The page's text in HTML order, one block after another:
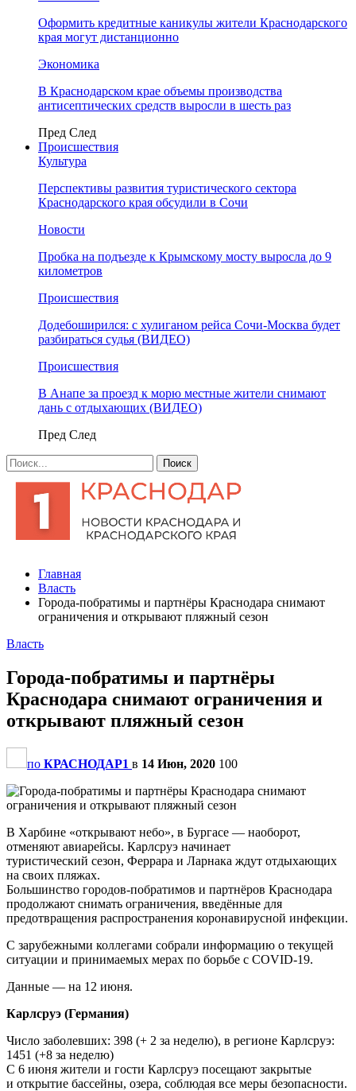
Оформить кредитные каникулы жители Краснодарского
края могут дистанционно
Экономика
В Краснодарском крае объемы производства
антисептических средств выросли в шесть раз
Пред След
Происшествия
Культура
Перспективы развития туристического сектора
Краснодарского края обсудили в Сочи
Новости
Пробка на подъезде к Крымскому мосту выросла до 9
километров
Происшествия
Додебоширился: с хулиганом рейса Сочи-Москва будет
разбираться судья (ВИДЕО)
Происшествия
В Анапе за проезд к морю местные жители снимают
дань с отдыхающих (ВИДЕО)
Пред След
Главная
Власть
Города-побратимы и партнёры Краснодара снимают
ограничения и открывают пляжный сезон
Власть
Города-побратимы и партнёры
Краснодара снимают ограничения и
открывают пляжный сезон
по КРАСНОДАР1 в 14 Июн, 2020 100
В Харбине «открывают небо», в Бургасе — наоборот,
отменяют авиарейсы. Карлсруэ начинает
туристический сезон, Феррара и Ларнака ждут отдыхающих
на своих пляжах.
Большинство городов-побратимов и партнëров Краснодара
продолжают снимать ограничения, введённые для
предотвращения распространения коронавирусной инфекции.
С зарубежными коллегами собрали информацию о текущей
ситуации и принимаемых мерах по борьбе с COVID-19.
Данные — на 12 июня.
Карлсруэ (Германия)
Число заболевших: 398 (+ 2 за неделю), в регионе Карлсруэ:
1451 (+8 за неделю)
С 6 июня жители и гости Карлсруэ посещают закрытые
и открытие бассейны, озера, соблюдая все меры безопасности.